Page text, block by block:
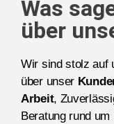
Was
über
Wir sind stolz auf
über unser
Arbeit,
Beratung rund